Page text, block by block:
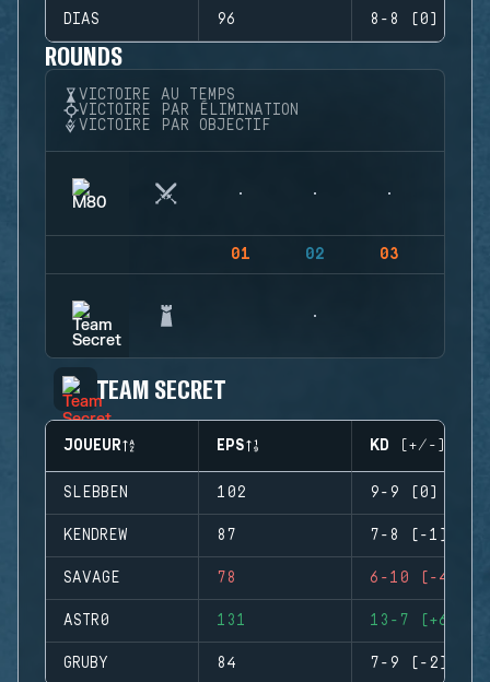
DIAS 96 8-8 (0)
ROUNDS
VICTOIRE AU TEMPS
VICTOIRE PAR ÉLIMINATION
VICTOIRE PAR OBJECTIF
01 02 03
TEAM SECRET
JOUEUR EPS KD (+/-)
SLEBBEN 102 9-9 (0)
KENDREW 87 7-8 (-1)
SAVAGE 78 6-10 (-4)
ASTR0 131 13-7 (+6)
GRUBY 84 7-9 (-2)